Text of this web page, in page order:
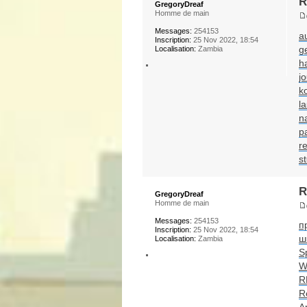
GregoryDreaf
Homme de main
Messages: 254153
Inscription: 25 Nov 2022, 18:54
Localisation: Zambia
GregoryDreaf
Homme de main
Messages: 254153
Inscription: 25 Nov 2022, 18:54
Localisation: Zambia